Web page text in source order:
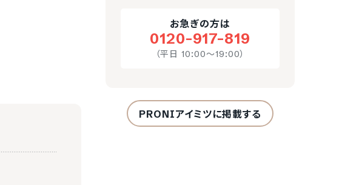
お急ぎの方は
0120-917-819
（平日 10:00～19:00）
PRONIアイミツに掲載する